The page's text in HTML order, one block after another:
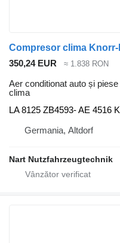
350,24 EUR ≈ 1.838 RON
Aer conditionat auto și
clima
LA 8125 ZB4593- AE 4516
Germania, Altdorf
Nart Nutzfahrzeugtechnik